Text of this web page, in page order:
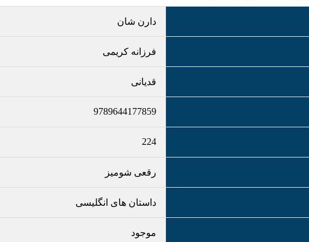
دارن شان
فرزانه کریمی
قدیانی
9789644177859
224
رقعی شومیز
داستان های انگلیسی
موجود